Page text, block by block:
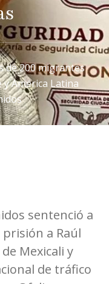
de 200 migrantes
y América Latina
sentenció a
a Raúl
Mexicali y
de tráfico